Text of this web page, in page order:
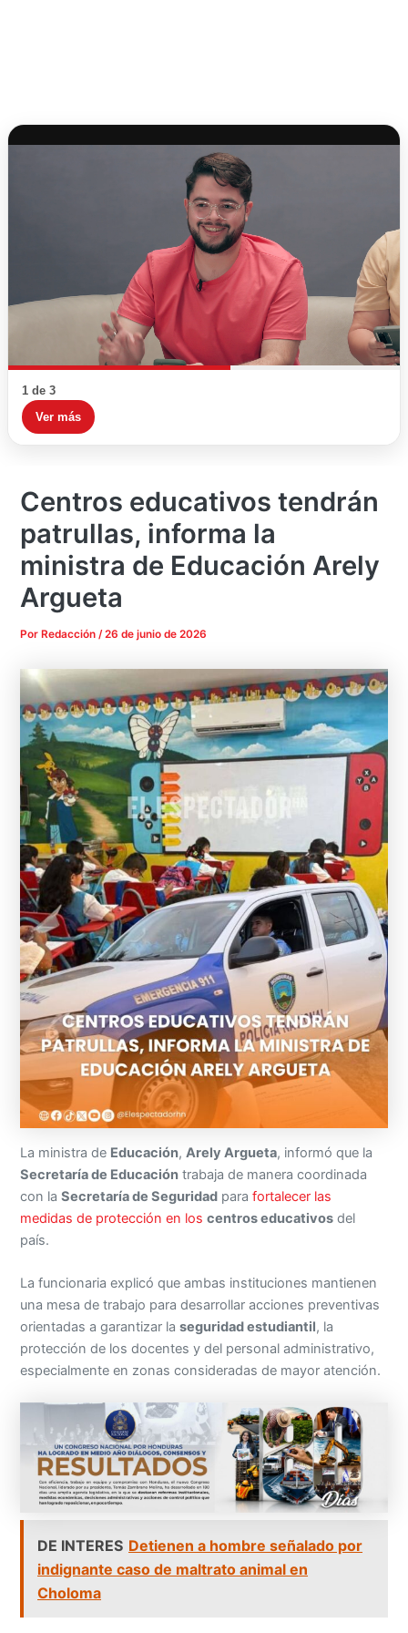
1 de 3
Ver más
Centros educativos tendrán
patrullas, informa la
ministra de Educación Arely
Argueta
Por Redacción/26 de junio de 2026
La ministra de Educación,Arely Argueta, informó que la
Secretaría de Educación trabaja de manera coordinada
con laSecretaría de Seguridad parafortalecer las
medidas de protección en loscentros educativos del
país.
La funcionaria explicó que ambas instituciones mantienen
una mesa de trabajo para desarrollar acciones preventivas
orientadas a garantizar laseguridad estudiantil, la
protección de los docentes y del personal administrativo,
especialmente en zonas consideradas de mayor atención.
DE INTERES Detienen a hombre señalado por
indignante caso de maltrato animal en
Choloma